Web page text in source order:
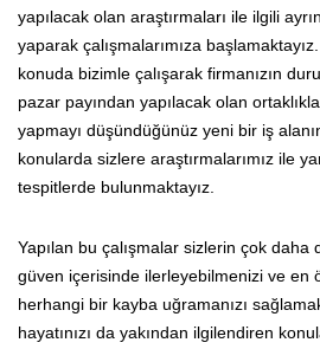
yapılacak olan araştırmaları ile ilgili
yaparak çalışmalarımıza
konuda bizimle çalışarak firmanızın
pazar payından yapılacak olan
yapmayı düşündüğünüz yeni bir iş
konularda sizlere araştırmalarımız ile
tespitlerde bulunmaktayız.
Yapılan bu çalışmalar sizlerin çok daha
güven içerisinde ilerleyebilmenizi ve en
herhangi bir kayba uğramanızı
hayatınızı da yakından ilgilendiren